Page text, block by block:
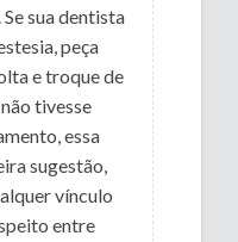
sua dentista
peça
e troque de
tivesse
essa
sugestão,
vínculo
entre